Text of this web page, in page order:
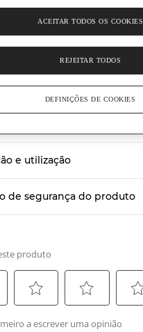
Hot Dog 8 Unidades
Escrever uma opinião
e utilização
de segurança do produto
REJEITAR TODOS
ACEITAR TODOS OS COOKIES
DEFINIÇÕES DE COOKIES